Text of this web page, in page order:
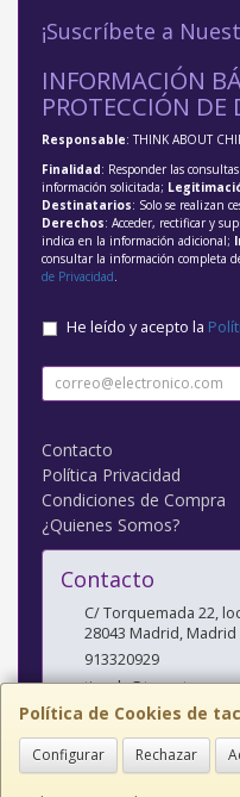
Política de Cookies de
Configurar Rechazar
¡Suscríbete a
INFORMACIÓN
PROTECCIÓN DE
Responsable: THINK ABOUT
Finalidad: Responder las
información solicitada;
Destinatarios: Solo se realizan
Derechos: Acceder, rectificar y
indica en la información adicional;
consultar la información completa
de Privacidad
He leído y acepto la
Contacto
Política Privacidad
Condiciones de Compra
¿Quienes Somos?
Contacto
C/ Torquemada 22,
28043 Madrid,Madrid
913320929
tienda@tacnet.es
Horario